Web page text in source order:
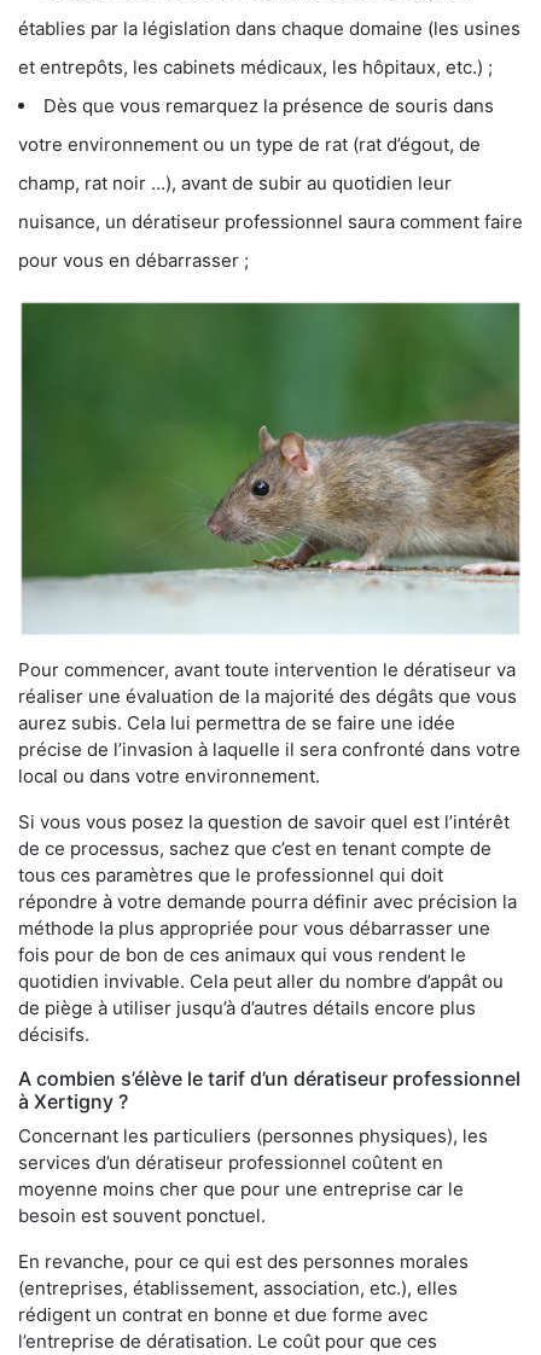
établies par la législation dans chaque domaine (les usines
et entrepôts, les cabinets médicaux, les hôpitaux, etc.) ;
Dès que vous remarquez la présence de souris dans
votre environnement ou un type de rat (rat d’égout, de
champ, rat noir …), avant de subir au quotidien leur
nuisance, un dératiseur professionnel saura comment faire
pour vous en débarrasser ;
Pour commencer, avant toute intervention le dératiseur va
réaliser une évaluation de la majorité des dégâts que vous
aurez subis. Cela lui permettra de se faire une idée
précise de l’invasion à laquelle il sera confronté dans votre
local ou dans votre environnement.
Si vous vous posez la question de savoir quel est l’intérêt
de ce processus, sachez que c’est en tenant compte de
tous ces paramètres que le professionnel qui doit
répondre à votre demande pourra définir avec précision la
méthode la plus appropriée pour vous débarrasser une
fois pour de bon de ces animaux qui vous rendent le
quotidien invivable. Cela peut aller du nombre d’appât ou
de piège à utiliser jusqu’à d’autres détails encore plus
décisifs.
A combien s’élève le tarif d’un dératiseur professionnel
à Xertigny ?
Concernant les particuliers (personnes physiques), les
services d’un dératiseur professionnel coûtent en
moyenne moins cher que pour une entreprise car le
besoin est souvent ponctuel.
En revanche, pour ce qui est des personnes morales
(entreprises, établissement, association, etc.), elles
rédigent un contrat en bonne et due forme avec
l’entreprise de dératisation. Le coût pour que ces